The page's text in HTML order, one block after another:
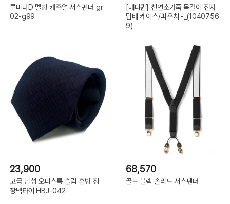
루미나D 멜빵 캐주얼 서스펜더 gr
02-g99
[매니퀸] 천연소가죽 목걸이 전자
담배 케이스/파우치 -_(1040756
9)
23,900
고급 남성 오피스룩 슬림 혼방 정
장넥타이 HBJ-042
68,570
골드 블랙 솔리드 서스펜더